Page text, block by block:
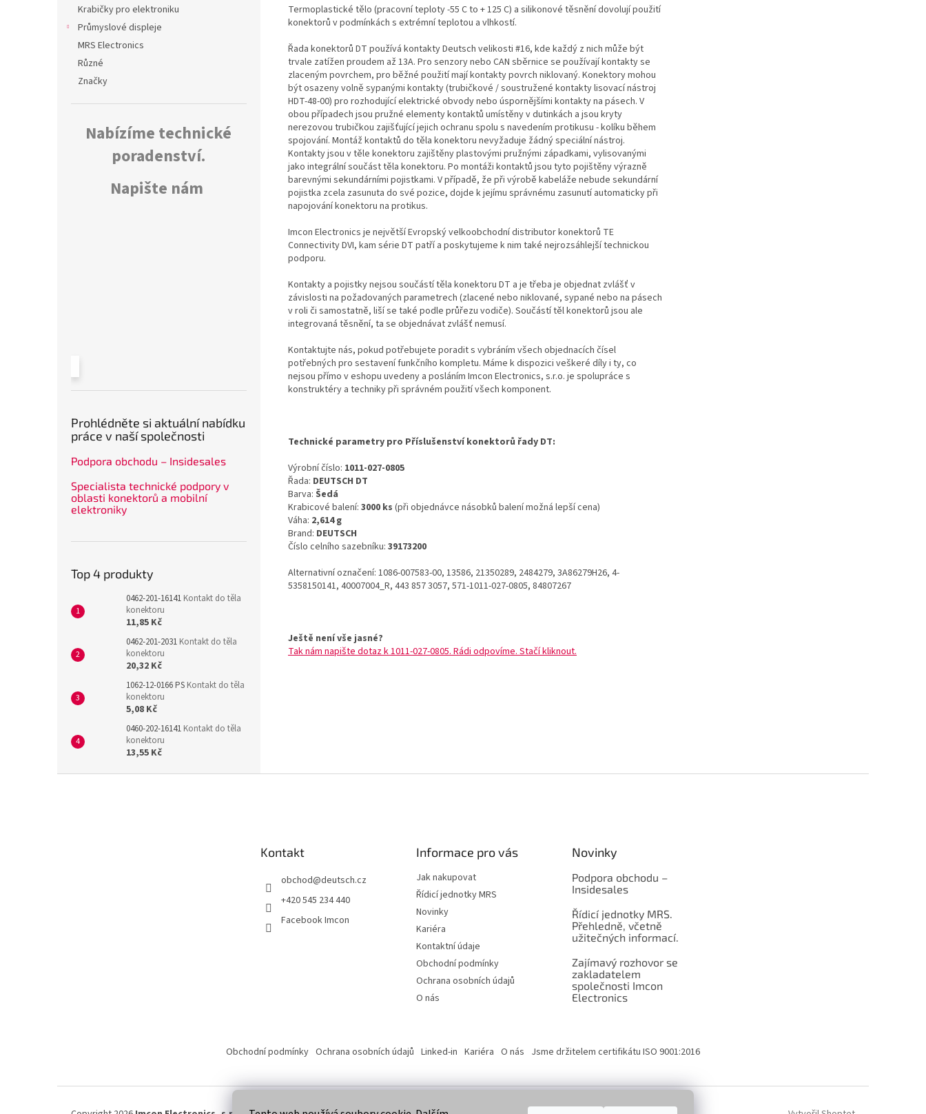
Krabičky pro elektroniku
Průmyslové displeje
MRS Electronics
Různé
Značky
Nabízíme technické
poradenství.
Napište nám
Prohlédněte si aktuální nabídku
práce v naší společnosti
Podpora obchodu – Insidesales
Specialista technické podpory v
oblasti konektorů a mobilní
elektroniky
Top 4 produkty
0462-201-16141 Kontakt do těla
konektoru
11,85 Kč
0462-201-2031 Kontakt do těla
konektoru
20,32 Kč
1062-12-0166 PS Kontakt do těla
konektoru
5,08 Kč
0460-202-16141 Kontakt do těla
konektoru
13,55 Kč
Termoplastické tělo (pracovní teploty -55 C to + 125 C) a silikonové těsnění dovolují použití
konektorů v podmínkách s extrémní teplotou a vlhkostí.
Řada konektorů DT používá kontakty Deutsch velikosti #16, kde každý z nich může být
trvale zatížen proudem až 13A. Pro senzory nebo CAN sběrnice se používají kontakty se
zlaceným povrchem, pro běžné použití mají kontakty povrch niklovaný. Konektory mohou
být osazeny volně sypanými kontakty (trubičkové / soustružené kontakty lisovací nástroj
HDT-48-00) pro rozhodující elektrické obvody nebo úspornějšími kontakty na pásech. V
obou případech jsou pružné elementy kontaktů umístěny v dutinkách a jsou kryty
nerezovou trubičkou zajišťující jejich ochranu spolu s navedením protikusu - kolíku během
spojování. Montáž kontaktů do těla konektoru nevyžaduje žádný speciální nástroj.
Kontakty jsou v těle konektoru zajištěny plastovými pružnými západkami, vylisovanými
jako integrální součást těla konektoru. Po montáži kontaktů jsou tyto pojištěny výrazně
barevnými sekundárními pojistkami. V případě, že při výrobě kabeláže nebude sekundární
pojistka zcela zasunuta do své pozice, dojde k jejímu správnému zasunutí automaticky při
napojování konektoru na protikus.
Imcon Electronics je největší Evropský velkoobchodní distributor konektorů TE
Connectivity DVI, kam série DT patří a poskytujeme k nim také nejrozsáhlejší technickou
podporu.
Kontakty a pojistky nejsou součástí těla konektoru DT a je třeba je objednat zvlášť v
závislosti na požadovaných parametrech (zlacené nebo niklované, sypané nebo na pásech
v roli či samostatně, liší se také podle průřezu vodiče). Součástí těl konektorů jsou ale
integrovaná těsnění, ta se objednávat zvlášť nemusí.
Kontaktujte nás, pokud potřebujete poradit s vybráním všech objednacích čísel
potřebných pro sestavení funkčního kompletu. Máme k dispozici veškeré díly i ty, co
nejsou přímo v eshopu uvedeny a posláním Imcon Electronics, s.r.o. je spolupráce s
konstruktéry a techniky při správném použití všech komponent.
Technické parametry pro Příslušenství konektorů řady DT:
Výrobní číslo: 1011-027-0805
Řada: DEUTSCH DT
Barva: Šedá
Krabicové balení: 3000 ks (při objednávce násobků balení možná lepší cena)
Váha: 2,614 g
Brand: DEUTSCH
Číslo celního sazebníku: 39173200
Alternativní označení: 1086-007583-00, 13586, 21350289, 2484279, 3A86279H26, 4-
5358150141, 40007004_R, 443 857 3057, 571-1011-027-0805, 84807267
Ještě není vše jasné?
Tak nám napište dotaz k 1011-027-0805. Rádi odpovíme. Stačí kliknout.
Kontakt
obchod@deutsch.cz
+420 545 234 440
Facebook Imcon
Informace pro vás
Jak nakupovat
Řídicí jednotky MRS
Novinky
Kariéra
Kontaktní údaje
Obchodní podmínky
Ochrana osobních údajů
O nás
Novinky
Podpora obchodu –
Insidesales
Řídicí jednotky MRS.
Přehledně, včetně
užitečných informací.
Zajímavý rozhovor se
zakladatelem
společnosti Imcon
Electronics
Obchodní podmínky Ochrana osobních údajů Linked-in Kariéra O nás Jsme držitelem certifikátu ISO 9001:2016